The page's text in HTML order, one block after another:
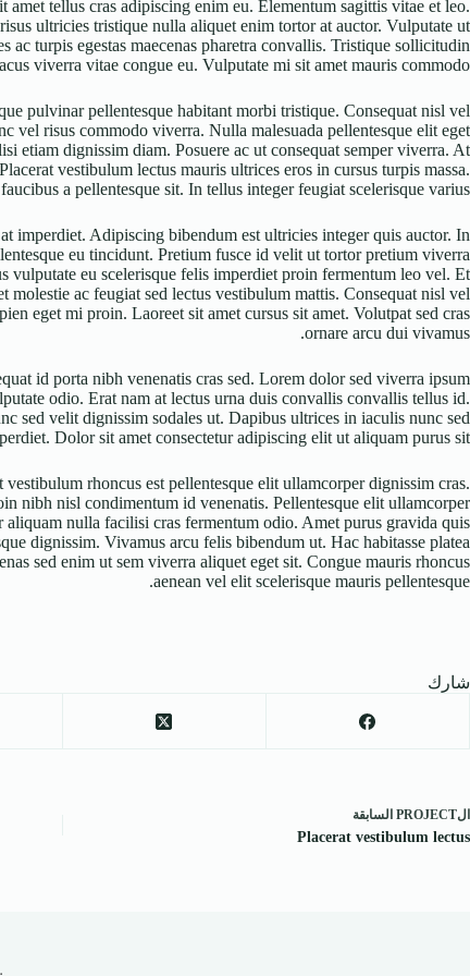
tellus cras adipiscing enim eu. Elementum sagittis vitae et leo.
ultricies tristique nulla aliquet enim tortor at auctor. Vulputate ut
ac turpis egestas maecenas pharetra convallis. Tristique sollicitudin
viverra vitae congue eu. Vulputate mi sit amet mauris commodo.
pulvinar pellentesque habitant morbi tristique. Consequat nisl vel
vel risus commodo viverra. Nulla malesuada pellentesque elit eget
etiam dignissim diam. Posuere ac ut consequat semper viverra. At
vestibulum lectus mauris ultrices eros in cursus turpis massa.
a pellentesque sit. In tellus integer feugiat scelerisque varius.
imperdiet. Adipiscing bibendum est ultricies integer quis auctor. In
eu tincidunt. Pretium fusce id velit ut tortor pretium viverra
vulputate eu scelerisque felis imperdiet proin fermentum leo vel. Et
molestie ac feugiat sed lectus vestibulum mattis. Consequat nisl vel
eget mi proin. Laoreet sit amet cursus sit amet. Volutpat sed cras
ornare arcu dui vivamus.
id porta nibh venenatis cras sed. Lorem dolor sed viverra ipsum
odio. Erat nam at lectus urna duis convallis convallis tellus id.
sed velit dignissim sodales ut. Dapibus ultrices in iaculis nunc sed
Dolor sit amet consectetur adipiscing elit ut aliquam purus sit.
rhoncus est pellentesque elit ullamcorper dignissim cras.
nibh nisl condimentum id venenatis. Pellentesque elit ullamcorper
nulla facilisi cras fermentum odio. Amet purus gravida quis
dignissim. Vivamus arcu felis bibendum ut. Hac habitasse platea
sed enim ut sem viverra aliquet eget sit. Congue mauris rhoncus
aenean vel elit scelerisque mauris pellentesque.
شارك
الPROJECT السابقة
Placerat vestibulum lectus